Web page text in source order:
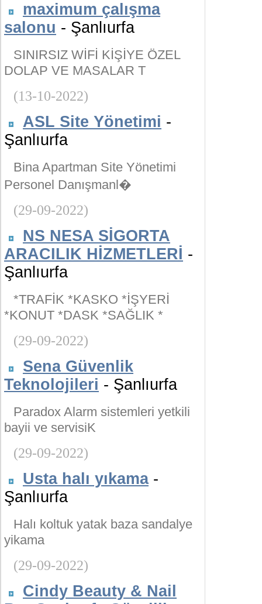
maximum çalışma
salonu - Şanlıurfa
SINIRSIZ WİFİ KİŞİYE ÖZEL
DOLAP VE MASALAR T
(13-10-2022)
ASL Site Yönetimi -
Şanlıurfa
Bina Apartman Site Yönetimi
Personel Danışmanl�
(29-09-2022)
NS NESA SİGORTA
ARACILIK HİZMETLERİ -
Şanlıurfa
*TRAFİK *KASKO *İŞYERİ
*KONUT *DASK *SAĞLIK *
(29-09-2022)
Sena Güvenlik
Teknolojileri - Şanlıurfa
Paradox Alarm sistemleri yetkili
bayii ve servisiK
(29-09-2022)
Usta halı yıkama-
Şanlıurfa
Halı koltuk yatak baza sandalye
yikama
(29-09-2022)
Cindy Beauty & Nail